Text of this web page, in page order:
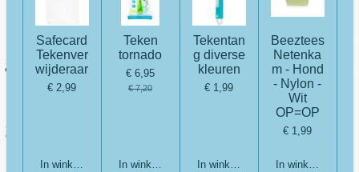
Safecard
Tekenver
wijderaar
€ 2,99
In winkelwagen
Teken
tornado
€ 6,95
€ 7,20
In winkelwagen
Tekentan
g diverse
kleuren
€ 1,99
In winkelwagen
Beeztees
Netenka
m - Hond
- Nylon -
Wit
OP=OP
€ 1,99
In winkelwagen